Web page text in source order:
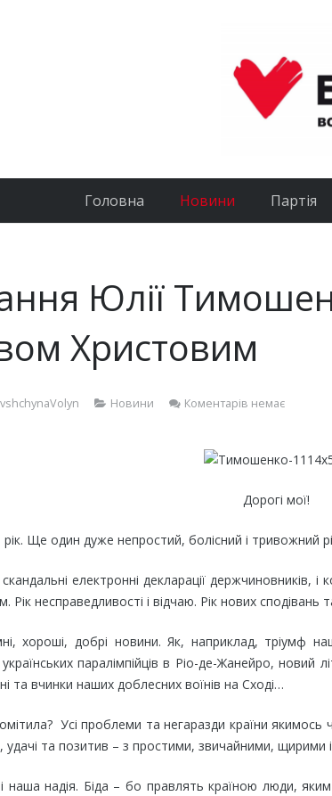
Головна Новини Партія
Юлії
Христовим
Новини Коментарів немає
Дорогі мої!
рік. Ще один дуже непростий, болісний і тривожний
електронні декларації держчиновників, і
Рік несправедливості і відчаю. Рік нових сподівань
хороші, добрі новини. Як, наприклад, тріумф
паралімпійців в Ріо-де-Жанейро,
та вчинки наших доблесних воїнів на Сході…
Усі проблеми та негаразди країни якимось
удачі та позитив – з простими, звичайними,
наша надія. Біда – бо правлять країною люди,